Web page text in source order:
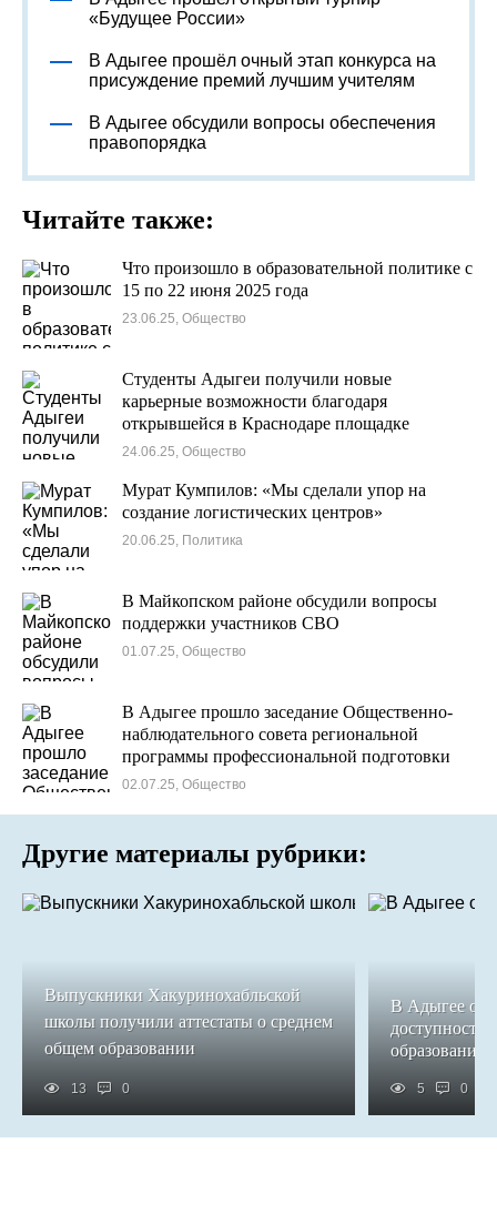
«Будущее России»
В Адыгее прошёл очный этап конкурса на
присуждение премий лучшим учителям
В Адыгее обсудили вопросы обеспечения
правопорядка
Читайте также:
Что произошло в образовательной политике с
15 по 22 июня 2025 года
23.06.25, Общество
Студенты Адыгеи получили новые
карьерные возможности благодаря
открывшейся в Краснодаре площадке
медиацентра Минобрнауки России
24.06.25, Общество
Мурат Кумпилов: «Мы сделали упор на
создание логистических центров»
20.06.25, Политика
В Майкопском районе обсудили вопросы
поддержки участников СВО
01.07.25, Общество
В Адыгее прошло заседание Общественно-
наблюдательного совета региональной
программы профессиональной подготовки
«Герои Адыгеи»
02.07.25, Общество
Другие материалы рубрики:
Выпускники Хакуринохабльской
школы получили аттестаты о среднем
общем образовании
13 0
В Адыгее
доступность
образования
5 0